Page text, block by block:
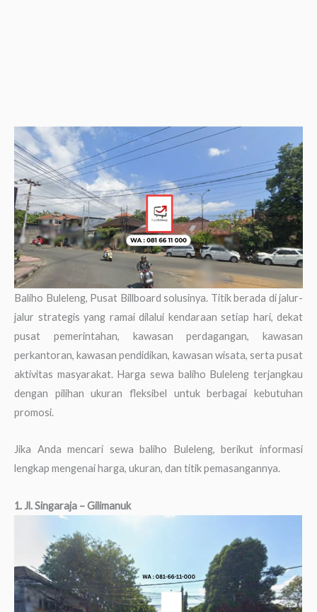
Baliho Buleleng, Pusat Billboard solusinya. Titik berada di jalur-
jalur strategis yang ramai dilalui kendaraan setiap hari, dekat
pusat pemerintahan, kawasan perdagangan, kawasan
perkantoran, kawasan pendidikan, kawasan wisata, serta pusat
aktivitas masyarakat. Harga sewa baliho Buleleng terjangkau
dengan pilihan ukuran fleksibel untuk berbagai kebutuhan
promosi.
Jika Anda mencari sewa baliho Buleleng, berikut informasi
lengkap mengenai harga, ukuran, dan titik pemasangannya.
1. Jl. Singaraja – Gilimanuk